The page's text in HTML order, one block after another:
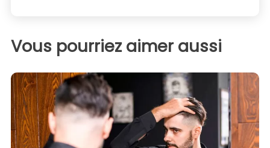
Vous pourriez aimer aussi